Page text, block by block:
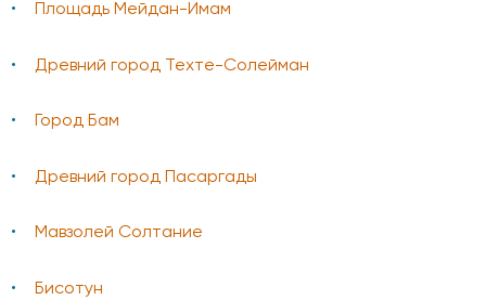
Площадь Мейдан-Имам
Древний город Техте-Солейман
Город Бам
Древний город Пасаргады
Мавзолей Солтание
Бисотун